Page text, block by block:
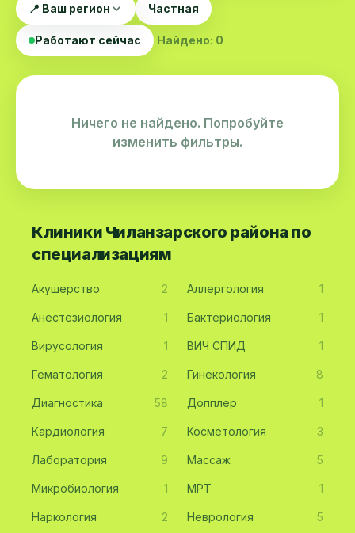
📍 Ваш регион Частная
Работают сейчас Найдено: 0
Ничего не найдено. Попробуйте
изменить фильтры.
Клиники Чиланзарского района по
специализациям
Акушерство 2 Аллергология 1
Анестезиология 1 Бактериология 1
Вирусология 1 ВИЧ СПИД 1
Гематология 2 Гинекология 8
Диагностика 58 Допплер 1
Кардиология 7 Косметология 3
Лаборатория 9 Массаж 5
Микробиология 1 МРТ 1
Наркология 2 Неврология 5